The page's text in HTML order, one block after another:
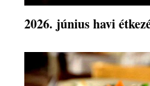
2026. június havi